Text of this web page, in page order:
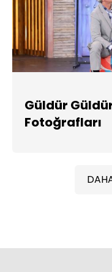
Güldür
Fotoğrafları